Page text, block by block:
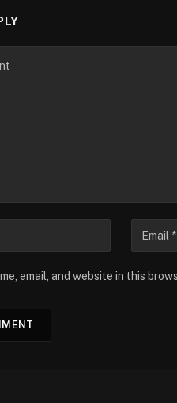
email, and website in this